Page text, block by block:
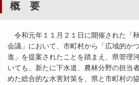
概 要
令和元年１１月２１日に開催された「
会議」において、市町村から「広域的か
進」を提案されたことを踏まえ、県管理
いても、新たに下水道、農林分野の担当
めた総合的な水害対策を、県と市町村の